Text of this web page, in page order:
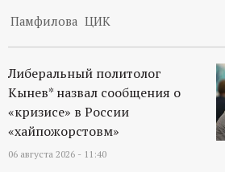
Памфилова ЦИК
Либеральный политолог
Кынев* назвал сообщения о
«кризисе» в России
«хайпожорстовм»
06 августа 2026 - 11:40